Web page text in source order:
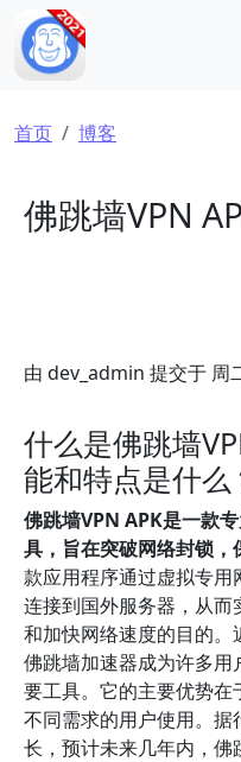
跳转到主要内容
面包屑
首页 博客
佛跳墙VPN
由 dev_admin 提交于 周
什么是佛跳墙
能和特点是什么
佛跳墙VPN APK是一款
具，旨在突破网络封锁，
款应用程序通过虚拟专用
连接到国外服务器，从
和加快网络速度的目的。
佛跳墙加速器成为许多
要工具。它的主要优势
不同需求的用户使用。据
长，预计未来几年内，佛